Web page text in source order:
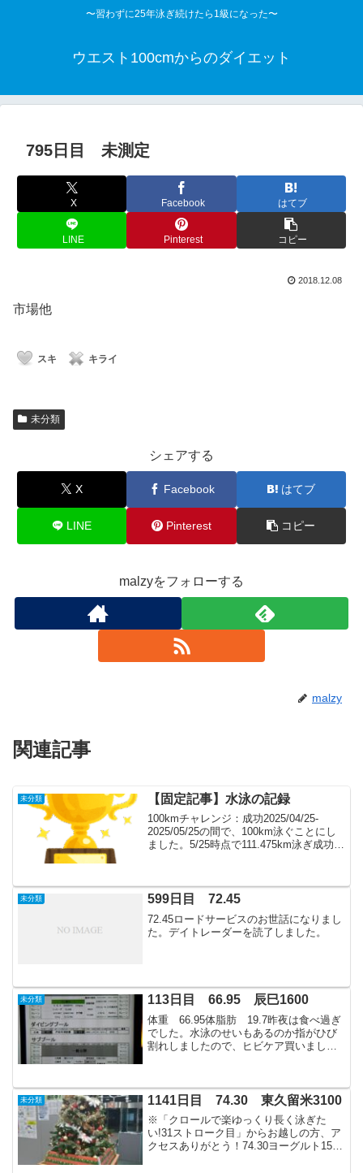
〜習わずに25年泳ぎ続けたら1級になった〜
ウエスト100cmからのダイエット
795日目 未測定
X Facebook はてブ
LINE Pinterest コピー
2018.12.08
市場他
スキ キライ
未分類
シェアする
X Facebook はてブ
LINE Pinterest コピー
malzyをフォローする
malzy
関連記事
未分類 【固定記事】水泳の記録
100kmチャレンジ：成功2025/04/25-
2025/05/25の間で、100km泳ぐことにし
ました。5/25時点で111.475km泳ぎ成功し
間...
未分類 599日目 72.45
72.45ロードサービスのお世話になりまし
た。デイトレーダーを読了しました。
未分類 113日目 66.95 辰巳1600
体重 66.95体脂肪 19.7昨夜は食べ過ぎ
でした。水泳のせいもあるのか指がひび
割れしましたので、ヒビケア買いまし
ーヘン ...
未分類 1141日目 74.30 東久留米3100
※「クロールで楽ゆっくり長く泳ぎた
い!31ストローク目」からお越しの方、ア
クセスありがとう！74.30ヨーグルト150